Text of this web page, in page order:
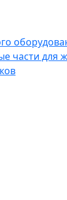
части для